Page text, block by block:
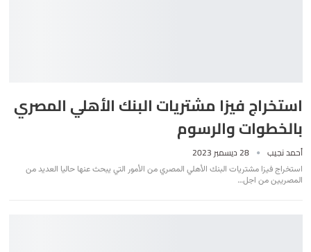
استخراج فيزا مشتريات البنك الأهلي المصري
بالخطوات والرسوم
أحمد نجيب 28 ديسمبر 2023
استخراج فيزا مشتريات البنك الأهلي المصري من الأمور التي يبحث عنها حاليا العديد من
المصريين من اجل…